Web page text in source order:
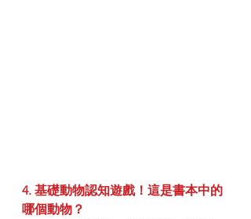
4. 基礎動物認知遊戲！這是書本中的
哪個動物？